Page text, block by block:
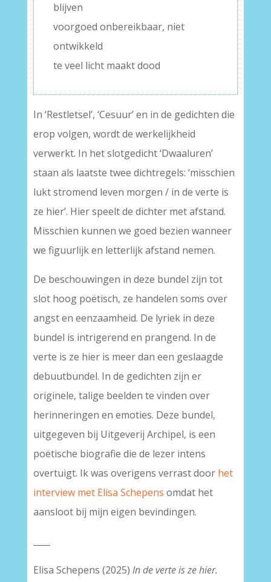
blijven
voorgoed onbereikbaar, niet
ontwikkeld
te veel licht maakt dood
In ‘Restletsel’, ‘Cesuur’ en in de gedichten die
erop volgen, wordt de werkelijkheid
verwerkt. In het slotgedicht ‘Dwaaluren’
staan als laatste twee dichtregels: ‘misschien
lukt stromend leven morgen / in de verte is
ze hier’. Hier speelt de dichter met afstand.
Misschien kunnen we goed bezien wanneer
we figuurlijk en letterlijk afstand nemen.
De beschouwingen in deze bundel zijn tot
slot hoog poëtisch, ze handelen soms over
angst en eenzaamheid. De lyriek in deze
bundel is intrigerend en prangend. In de
verte is ze hier is meer dan een geslaagde
debuutbundel. In de gedichten zijn er
originele, talige beelden te vinden over
herinneringen en emoties. Deze bundel,
uitgegeven bij Uitgeverij Archipel, is een
poëtische biografie die de lezer intens
overtuigt. Ik was overigens verrast door het
interview met Elisa Schepens omdat het
aansloot bij mijn eigen bevindingen.
Elisa Schepens (2025) In de verte is ze hier.